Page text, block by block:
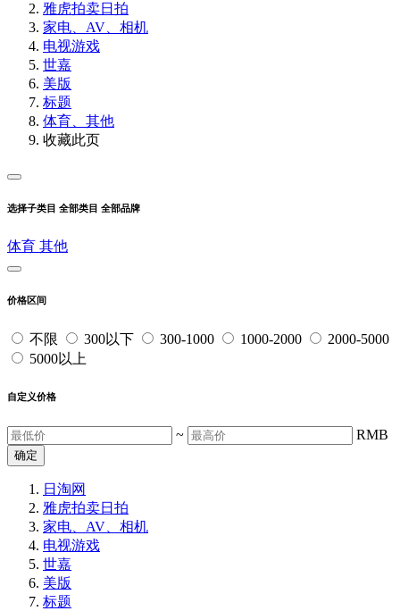
雅虎拍卖日拍
家电、AV、相机
电视游戏
世嘉
美版
标题
体育、其他
收藏此页
选择子类目 全部类目 全部品牌
体育 其他
价格区间
不限 300以下 300-1000 1000-2000
2000-5000
5000以上
自定义价格
~ RMB
确定
日淘网
雅虎拍卖日拍
家电、AV、相机
电视游戏
世嘉
美版
标题